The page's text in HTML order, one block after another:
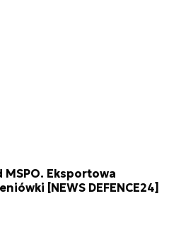
Eksportowa
[NEWS DEFENCE24]